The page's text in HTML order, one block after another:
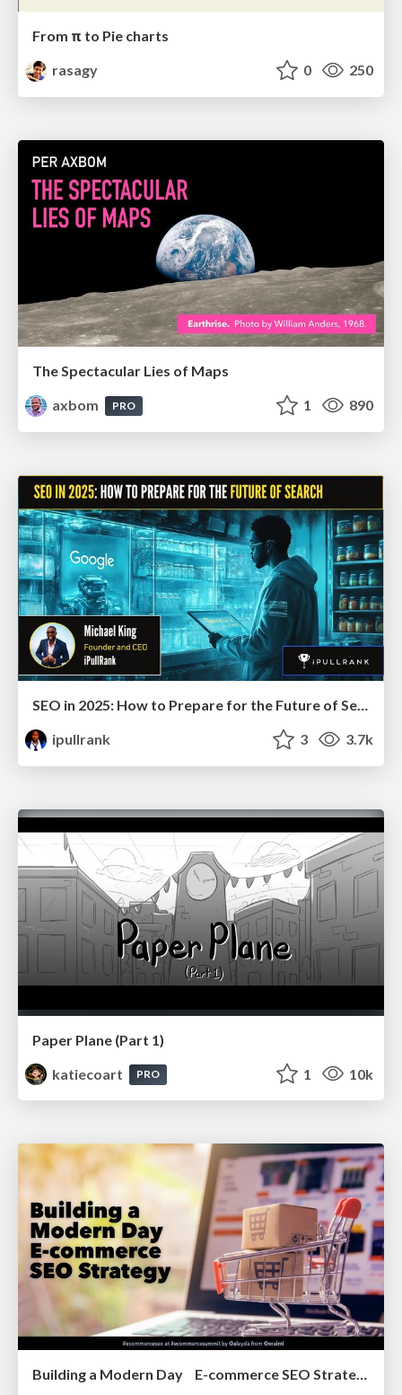
From π to Pie charts
rasagy
0 250
The Spectacular Lies of Maps
axbom
PRO 1 890
SEO in 2025: How to Prepare for the Future of Search
ipullrank
3 3.7k
Paper Plane (Part 1)
katiecoart
PRO 1 10k
Building a Modern Day E-commerce SEO Strategy